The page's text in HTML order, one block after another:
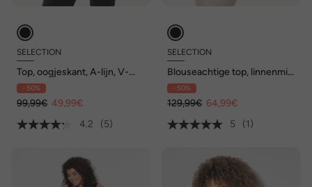
SELECTION
Top, oogjeskant, A-lijn, V-
hals, mouwloos
- 50%
99,99€ 49,99€
4.2
(5)
SELECTION
Blouseachtige top, linnenmix,
doorgestikte ruiten, ronde
hals, mouwloos
- 50%
129,99€ 64,99€
5
(1)